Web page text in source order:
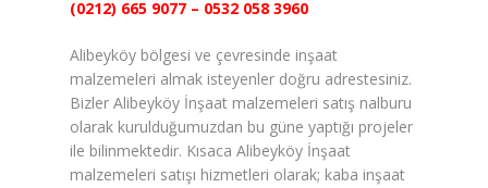
Karbon Köpük Malzemesi
Satışı
Tavan Boyası
(0212) 665 9077 – 0532 058 3960
Alibeyköy bölgesi ve çevresinde inşaat
malzemeleri almak isteyenler doğru adrestesiniz.
Bizler Alibeyköy İnşaat malzemeleri satış nalburu
olarak kurulduğumuzdan bu güne yaptığı projeler
ile bilinmektedir. Kısaca Alibeyköy İnşaat
malzemeleri satışı hizmetleri olarak; kaba inşaat